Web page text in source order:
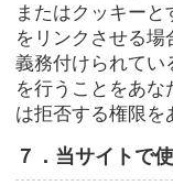
またはクッキー
をリンクさせる
義務付けられてい
を行うことをあな
は拒否する権限を
７．当サイトで